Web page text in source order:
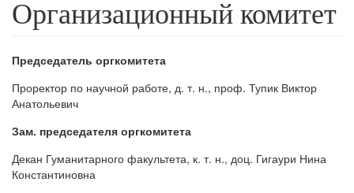
Организационный комитет
Председатель оргкомитета
Проректор по научной работе, д. т. н., проф. Тупик Виктор
Анатольевич
Зам. председателя оргкомитета
Декан Гуманитарного факультета, к. т. н., доц. Гигаури Нина
Константиновна